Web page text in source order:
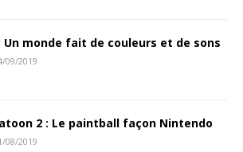
Un monde fait de couleurs et de sons
09/2019
2 : Le paintball façon Nintendo
08/2019